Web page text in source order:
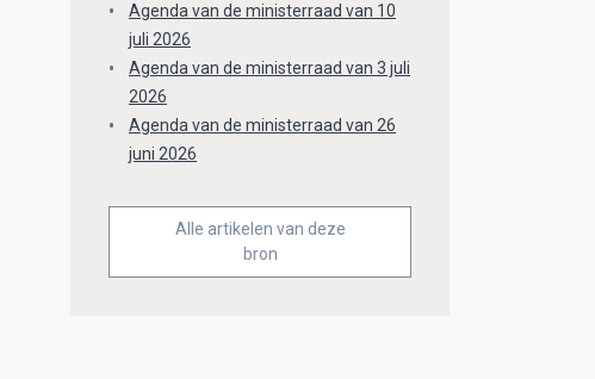
Agenda van de ministerraad van 10
juli 2026
Agenda van de ministerraad van 3 juli
2026
Agenda van de ministerraad van 26
juni 2026
Alle artikelen van deze
bron